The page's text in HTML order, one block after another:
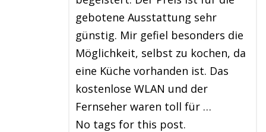
gebotene Ausstattung sehr
günstig. Mir gefiel besonders die
Möglichkeit, selbst zu kochen, da
eine Küche vorhanden ist. Das
kostenlose WLAN und der
Fernseher waren toll für …
No tags for this post.